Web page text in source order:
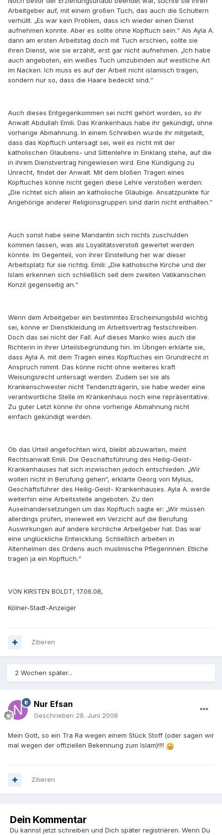
Arbeitgeber auf, mit einem großen Tuch, das auch die Schultern
verhüllt. „Es war kein Problem, dass ich wieder einen Dienst
aufnehmen konnte. Aber es sollte ohne Kopftuch sein.“ Als Ayla A.
dann am ersten Arbeitstag doch mit Tuch erschien, sollte sie
ihren Dienst, wie sie erzählt, erst gar nicht aufnehmen. „Ich habe
auch angeboten, ein weißes Tuch umzubinden auf westliche Art
im Nacken. Ich muss es auf der Arbeit nicht islamisch tragen,
sondern nur so, dass die Haare bedeckt sind.“
Auch dieses Entgegenkommen sei nicht gehört worden, so ihr
Anwalt Abdullah Emili. Das Krankenhaus habe ihr gekündigt, ohne
vorherige Abmahnung. In einem Schreiben wurde ihr mitgeteilt,
dass das Kopftuch untersagt sei, weil es nicht mit der
katholischen Glaubens- und Sittenlehre in Einklang stehe, auf die
in ihrem Dienstvertrag hingewiesen wird. Eine Kündigung zu
Unrecht, findet der Anwalt. Mit dem bloßen Tragen eines
Kopftuches könne nicht gegen diese Lehre verstoßen werden:
„Die richtet sich allein an katholische Gläubige. Ansatzpunkte für
Angehörige anderer Religionsgruppen sind darin nicht enthalten.“
Auch sonst habe seine Mandantin sich nichts zuschulden
kommen lassen, was als Loyalitätsverstoß gewertet werden
könnte. Im Gegenteil, von ihrer Einstellung her war dieser
Arbeitsplatz für sie richtig. Emili: „Die katholische Kirche und der
Islam erkennen sich schließlich seit dem zweiten Vatikanischen
Konzil gegenseitig an.“
Wenn dem Arbeitgeber ein bestimmtes Erscheinungsbild wichtig
sei, könne er Dienstkleidung im Arbeitsvertrag festschreiben.
Doch das sei nicht der Fall. Auf dieses Manko wies auch die
Richterin in ihrer Urteilsbegründung hin. Im Übrigen erklärte sie,
dass Ayla A. mit dem Tragen eines Kopftuches ein Grundrecht in
Anspruch nimmt. Das könne nicht ohne weiteres kraft
Weisungsrecht untersagt werden. Zudem sei sie als
Krankenschwester nicht Tendenzträgerin, sie habe weder eine
verantwortliche Stelle im Krankenhaus noch eine repräsentative.
Zu guter Letzt könne ihr ohne vorherige Abmahnung nicht
einfach gekündigt werden.
Ob das Urteil angefochten wird, bleibt abzuwarten, meint
Rechtsanwalt Emili. Die Geschäftsführung des Heilig-Geist-
Krankenhauses hat sich inzwischen jedoch entschieden. „Wir
wollen nicht in Berufung gehen“, erklärte Georg von Mylius,
Geschäftsführer des Heilig-Geist- Krankenhauses. Ayla A. werde
weiterhin eine Arbeitsstelle angeboten. Zu den
Auseinandersetzungen um das Kopftuch sagte er: „Wir müssen
allerdings prüfen, inwieweit ein Verzicht auf die Berufung
Auswirkungen auf andere kirchliche Arbeitgeber hat. Das war
eine unglückliche Entwicklung. Schließlich arbeiten in
Altenheimen des Ordens auch muslimische Pflegerinnen. Etliche
tragen ja ein Kopftuch.“
VON KIRSTEN BOLDT, 17.06.08,
Kölner-Stadt-Anzeiger
Zitieren
2 Wochen später...
Nur Efsan
Geschrieben 28. Juni 2008
Mein Gott, so ein Tra Ra wegen einem Stück Stoff (oder sagen wir
mal wegen der offiziellen Bekennung zum Islam)!!!!
Zitieren
Dein Kommentar
Du kannst jetzt schreiben und Dich später registrieren. Wenn Du